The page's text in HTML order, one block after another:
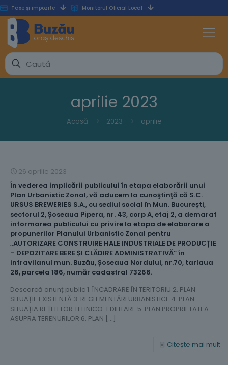
Taxe și impozite Monitorul Oficial Local
aprilie 2023
Acasă 2023 aprilie
26 aprilie 2023
În vederea implicării publicului în etapa elaborării unui
Plan Urbanistic Zonal, vă aducem la cunoştinţă că S.C.
URSUS BREWERIES S.A., cu sediul social în Mun. București,
sectorul 2, Șoseaua Pipera, nr. 43, corp A, etaj 2, a demarat
informarea publicului cu privire la etapa de elaborare a
propunerilor Planului Urbanistic Zonal pentru
„AUTORIZARE CONSTRUIRE HALE INDUSTRIALE DE PRODUCȚIE
– DEPOZITARE BERE ȘI CLĂDIRE ADMINISTRATIVĂ“ în
intravilanul mun. Buzău, Șoseaua Nordului, nr.70, tarlaua
26, parcela 186, număr cadastral 73266.
Descarcă anunț public 1. ÎNCADRARE ÎN TERITORIU 2. PLAN
SITUAȚIE EXISTENTĂ 3. REGLEMENTĂRI URBANISTICE 4. PLAN
SITUAȚIA REȚELELOR TEHNICO-EDILITARE 5. PLAN PROPRIETATEA
ASUPRA TERENURILOR 6. PLAN […]
Citește mai mult